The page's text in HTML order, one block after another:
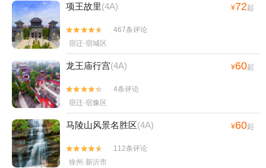
项王故里(4A) ¥72起


467条评论
宿迁·宿城区
龙王庙行宫(4A) ¥60起


4条评论
宿迁·宿豫区
马陵山风景名胜区(4A) ¥60起


112条评论
徐州·新沂市